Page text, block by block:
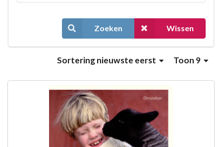
Zoeken Wissen
Toon 9
Sorteringnieuwste eerst